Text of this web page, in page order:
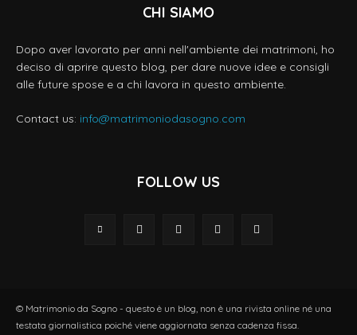
CHI SIAMO
Dopo aver lavorato per anni nell'ambiente dei matrimoni, ho
deciso di aprire questo blog, per dare nuove idee e consigli
alle future spose e a chi lavora in questo ambiente.
Contact us: info@matrimoniodasogno.com
FOLLOW US
© Matrimonio da Sogno - questo è un blog, non è una rivista online né una
testata giornalistica poiché viene aggiornata senza cadenza fissa.